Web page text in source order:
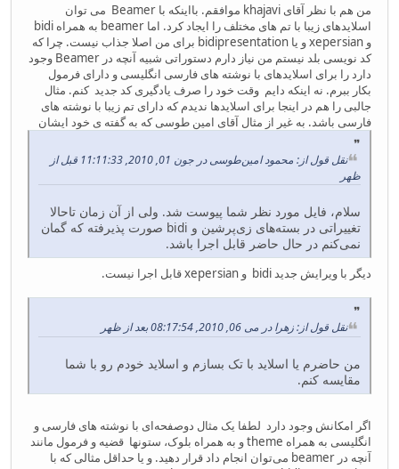
من هم با نظر آقای khajavi‌ موافقم. بااینکه با Beamer می توان
اسلایدهای زیبا با تم های مختلف را ایجاد کرد. اما beamer به همراه bidi
و xepersian و یا bidipresentation برای من اصلا جذاب نیست. چرا که
کد نویسی بلد نیستم من نیاز دارم دستوراتی شبیه آنچه در Beamer ‌وجود
دارد را برای اسلایدهای با نوشته های فارسی انگلیسی و دارای فرمول
بکار ببرم. نه اینکه دایم وقت خود را صرف یادگیری کد جدید کنم. مثال
جالبی را هم در اینجا برای اسلایدها ندیدم که دارای تم زیبا با نوشته های
فارسی باشد. به غیر از مثال آقای امین طوسی که به گفته ی خود ایشان
نقل قول از: محمود امین‌طوسی در جون 01, 2010, 11:11:33 قبل از
ظهر
سلام، فایل مورد نظر شما پیوست شد. ولی از آن زمان تاحالا
تغییراتی در بسته‌های زی‌پرشین و bidi صورت پذیرفته که گمان
نمی‌کنم در حال حاضر قابل اجرا باشد.
دیگر با ویرایش جدید bidi و xepersian قابل اجرا نیست.
نقل قول از: زهرا در می 06, 2010, 08:17:54 بعد از ظهر
من حاضرم یا اسلاید با تک بسازم و اسلاید خودم رو با شما
مقایسه کنم.
اگر امکانش وجود دارد لطفا یک مثال دوصفحه‌ای با نوشته های فارسی و
انگلیسی به همراه theme و به همراه بلوک، ستونها قضیه و فرمول مانند
آنچه در beamer می‌توان انجام داد قرار دهید. و یا حداقل مثالی که با